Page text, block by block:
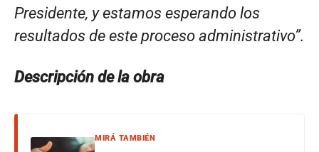
Presidente, y estamos esperando los
resultados de este proceso administrativo”.
Descripción de la obra
MIRÁ TAMBIÉN